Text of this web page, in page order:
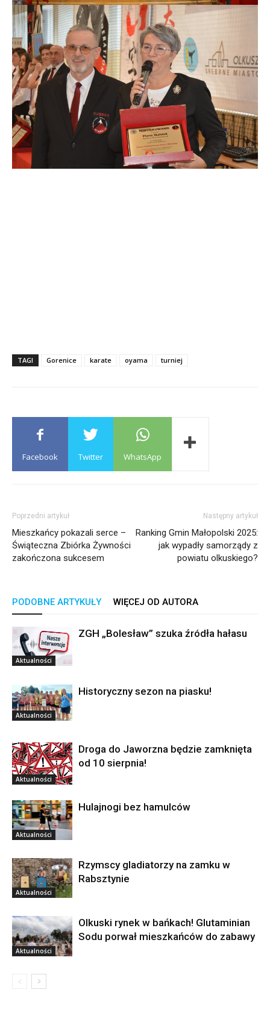
TAGI Gorenice karate oyama turniej
Facebook Twitter WhatsApp
Poprzedni artykuł
Mieszkańcy pokazali serce –
Świąteczna Zbiórka Żywności
zakończona sukcesem
Następny artykuł
Ranking Gmin Małopolski 2025:
jak wypadły samorządy z
powiatu olkuskiego?
PODOBNE ARTYKUŁY WIĘCEJ OD AUTORA
Aktualności
ZGH „Bolesław” szuka źródła hałasu
Aktualności
Historyczny sezon na piasku!
Aktualności
Droga do Jaworzna będzie zamknięta
od 10 sierpnia!
Aktualności
Hulajnogi bez hamulców
Aktualności
Rzymscy gladiatorzy na zamku w
Rabsztynie
Aktualności
Olkuski rynek w bańkach! Glutaminian
Sodu porwał mieszkańców do zabawy